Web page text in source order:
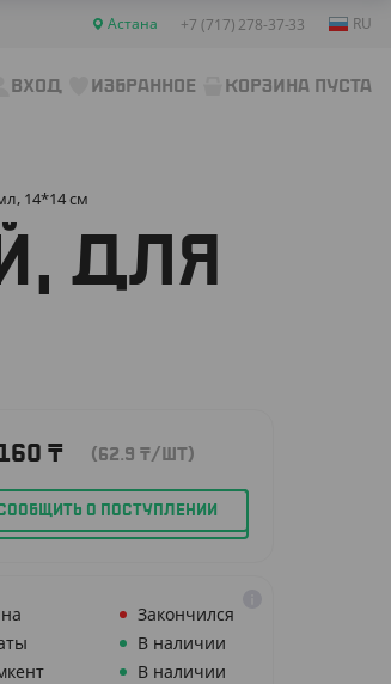
Астана +7 (717) 278-37-33 RU
ВХОД ИЗБРАННОЕ КОРЗИНА ПУСТА
14*14 см
ДЛЯ
₸ (62.9 ₸/ШТ)
СООБЩИТЬ О ПОСТУПЛЕНИИ
Закончился
В наличии
В наличии